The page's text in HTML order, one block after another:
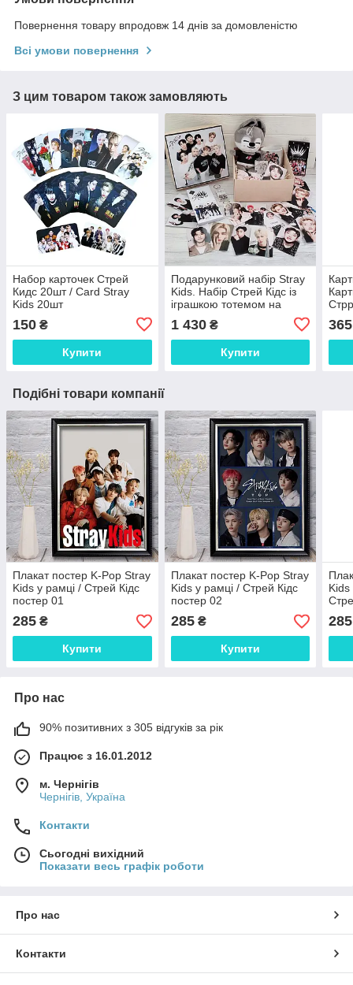
Повернення товару впродовж 14 днів за домовленістю
Всі умови повернення
З цим товаром також замовляють
Набор карточек Стрей
Кидс 20шт / Card Stray
Kids 20шт
150 ₴
Купити
Подарунковий набір Stray
Kids. Набір Стрей Кідс із
іграшкою тотемом на
1 430₴
Купити
365
Подібні товари компанії
Плакат постер K-Pop Stray
Kids у рамці / Стрей Кідс
постер 01
285 ₴
Купити
Плакат постер K-Pop Stray
Kids у рамці / Стрей Кідс
постер 02
285₴
Купити
Kids
285
Про нас
90% позитивних з 305 відгуків за рік
Працює з 16.01.2012
м. Чернігів
Чернігів, Україна
Контакти
Сьогодні вихідний
Показати весь графік роботи
Про нас
Контакти